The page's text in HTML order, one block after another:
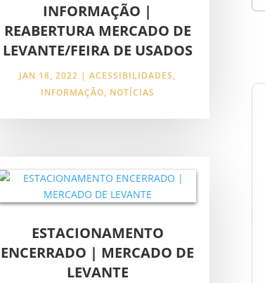
INFORMAÇÃO |
REABERTURA MERCADO DE
LEVANTE/FEIRA DE USADOS
JAN 18, 2022 |ACESSIBILIDADES,
INFORMAÇÃO, NOTÍCIAS
ESTACIONAMENTO
ENCERRADO | MERCADO DE
LEVANTE